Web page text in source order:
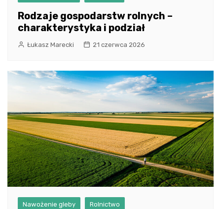
Rodzaje gospodarstw rolnych –
charakterystyka i podział
Łukasz Marecki 21 czerwca 2026
Nawożenie gleby Rolnictwo